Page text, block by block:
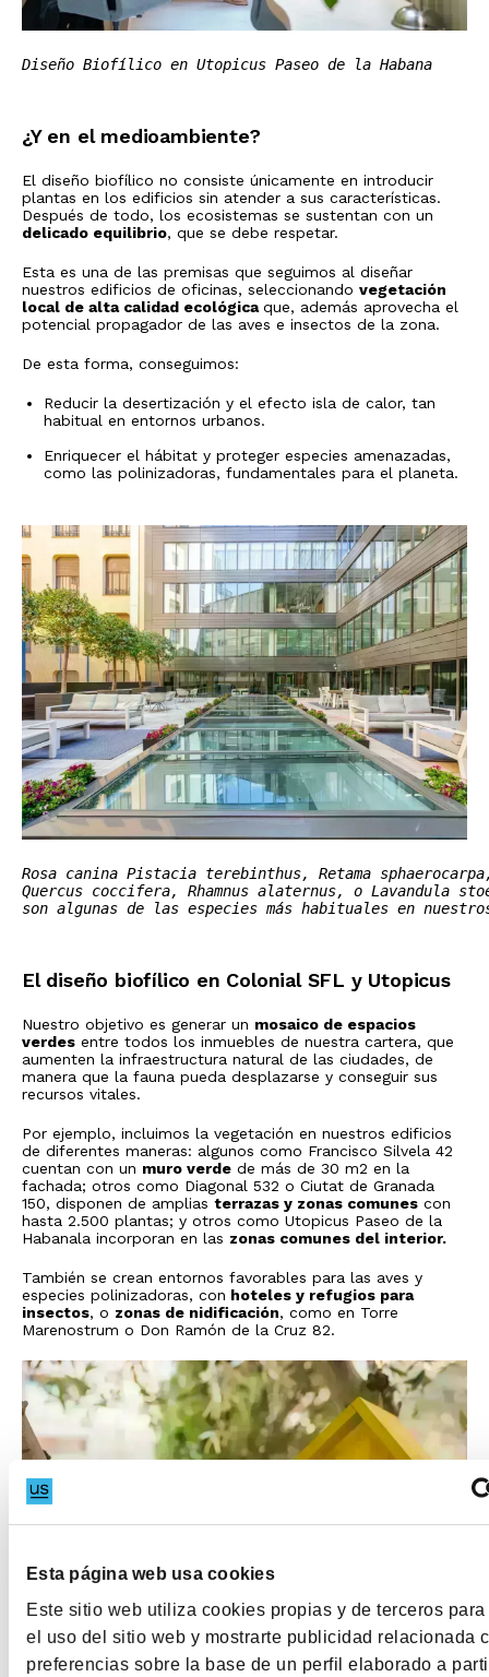
Esta página web usa cookies
Este sitio web utiliza cookies propias y de terceros
el uso del sitio web y mostrarte publicidad relacionada
preferencias sobre la base de un perfil elaborado a
Diseño Biofílico en Utopicus Paseo de la Habana
¿Y en el medioambiente?
El diseño biofílico no consiste únicamente en introducir
plantas en los edificios sin atender a sus características.
Después de todo, los ecosistemas se sustentan con un
delicado equilibrio, que se debe respetar.
Esta es una de las premisas que seguimos al diseñar
nuestros edificios de oficinas, seleccionando vegetación
local de alta calidad ecológicaque, además aprovecha el
potencial propagador de las aves e insectos de la zona.
De esta forma, conseguimos:
Reducir la desertización y el efecto isla de calor, tan
habitual en entornos urbanos.
Enriquecer el hábitat y proteger especies amenazadas,
como las polinizadoras, fundamentales para el planeta.
Rosa canina Pistacia terebinthus, Retama
Quercus coccifera, Rhamnus alaternus, o Lavandula
El diseño biofílico en Colonial SFL y Utopicus
Nuestro objetivo es generar un mosaico de espacios
verdes entre todos los inmuebles de nuestra cartera, que
aumenten la infraestructura natural de las ciudades, de
manera que la fauna pueda desplazarse y conseguir sus
recursos vitales.
Por ejemplo, incluimos la vegetación en nuestros edificios
de diferentes maneras: algunos como Francisco Silvela 42
cuentan con un muro verde de más de 30 m2 en la
fachada; otros como Diagonal 532 o Ciutat de Granada
150, disponen de amplias terrazas y zonas comunes con
hasta 2.500 plantas; y otros como Utopicus Paseo de la
Habanala incorporan en las zonas comunes del interior.
También se crean entornos favorables para las aves y
especies polinizadoras, con hoteles y refugios para
insectos, o zonas de nidificación, como en Torre
Marenostrum o Don Ramón de la Cruz 82.